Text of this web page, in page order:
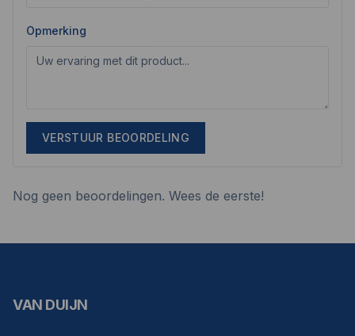
Opmerking
VERSTUUR BEOORDELING
Nog geen beoordelingen. Wees de eerste!
VAN DUIJN